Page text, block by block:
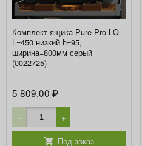
Комплект ящика Pure-Pro LQ
L=450 низкий h=95,
ширина=800мм серый
(0022725)
5 809,00₽
− +
Под заказ